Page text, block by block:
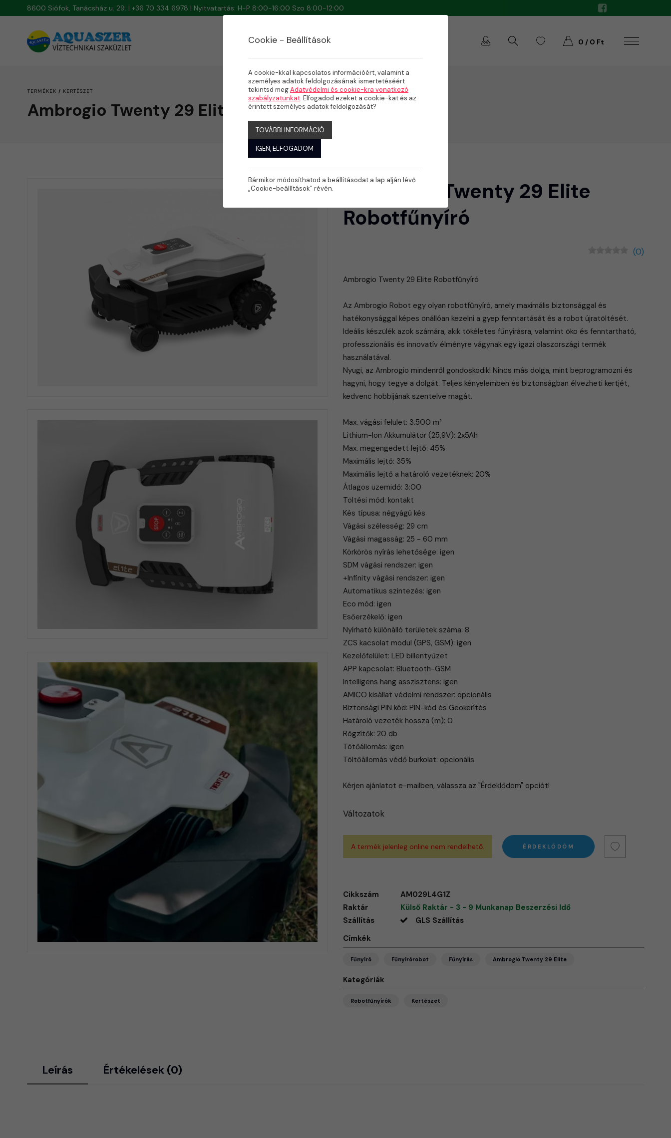
8600 Siófok, Tanácsház u. 29. | +36 70 334 6978 | Nyitvatartás: H-P 8:00-16:00 Szo 8:00-12:00
0 / 0 Ft
TERMÉKEK / KERTÉSZET
Ambrogio Twenty 29 Elite Robotfűnyíró
Ambrogio Twenty 29 Elite
Robotfűnyíró
(0)
Ambrogio Twenty 29 Elite Robotfűnyíró
Az Ambrogio Robot egy olyan robotfűnyíró, amely maximális biztonsággal és
hatékonysággal képes önállóan kezelni a gyep fenntartását és a robot újratöltését.
Ideális készülék azok számára, akik tökéletes fű­nyírásra, valamint öko és fenntartható,
profes­szionális és innovatív élményre vágynak egy igazi olaszországi termék
használatával.
Nyugi, az Ambrogio mindenről gondoskodik! Nincs más dolga, mint beprogramozni és
hagyni, hogy tegye a dolgát. Teljes kényelemben és biz­tonságban élvezheti kertjét,
kedvenc hobbijának szentelve magát.
Max. vágási felület: 3.500 m²
Lithium-Ion Akkumulátor (25,9V): 2x5Ah
Max. megengedett lejtő: 45%
Maximális lejtő: 35%
Maximális lejtő a határoló vezetéknek: 20%
Átlagos üzemidő: 3:00
Töltési mód: kontakt
Kés típusa: négyágú kés
Vágási szélesség: 29 cm
Vágási magasság: 25 - 60 mm
Körkörös nyírás lehetősége: igen
SDM vágási rendszer: igen
+Infinity vágási rendszer: igen
Automatikus szintezés: igen
Eco mód: igen
Esőerzékelő: igen
Nyírható különálló területek száma: 8
ZCS kacsolat modul (GPS, GSM): igen
Kezelőfelület: LED billentyűzet
APP kapcsolat: Bluetooth-GSM
Intelligens hang asszisztens: igen
AMICO kisállat védelmi rendszer: opcionális
Biztonsági PIN kód: PIN-kód és Geokerítés
Határoló vezeték hossza (m): 0
Rögzítők: 20 db
Tötőállomás: igen
Töltőállomás védő burkolat: opcionális
Kérjen ajánlatot e-mailben, válassza az "Érdeklődöm" opciót!
Változatok
A termék jelenleg online nem rendelhető. ÉRDEKLŐDÖM
Cikkszám
AM029L4G1Z
Raktár
Külső Raktár - 3 - 9 Munkanap Beszerzési Idő
Szállítás
GLS Szállítás
Címkék
Fűnyíró Fűnyírórobot Fűnyírás Ambrogio Twenty 29 Elite
Kategóriák
Robotfűnyírók Kertészet
Leírás Értékelések (0)
Cookie - Beállítások
A cookie-kkal kapcsolatos információért, valamint a
személyes adatok feldolgozásának ismertetéséért
tekintsd megAdatvédelmi és cookie-kra vonatkozó
szabályzatunkat. Elfogadod ezeket a cookie-kat és az
érintett személyes adatok feldolgozását?
TOVÁBBI INFORMÁCIÓ
IGEN, ELFOGADOM
Bármikor módosíthatod a beállításodat a lap alján lévő
„Cookie-beállítások” révén.